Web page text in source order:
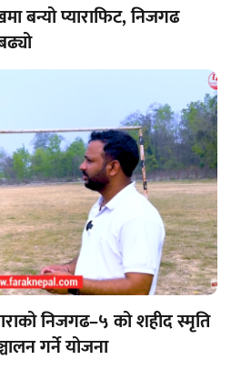
बन्यो प्याराफिट, निजगढ
निजगढ–५ को शहीद स्मृति
गर्ने योजना